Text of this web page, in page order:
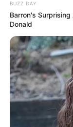
fiatalnak a ’70-
Egy másik
bulijai hozzá
életre szóló
dimenzióban
Fényeslitke ma
közösségi
BUZZ DAY
Barron's
Donald